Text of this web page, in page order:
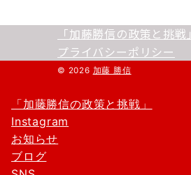
「加藤勝信の政策と挑戦」
プライバシーポリシー
© 2026 加藤 勝信
「加藤勝信の政策と挑戦」
Instagram
お知らせ
ブログ